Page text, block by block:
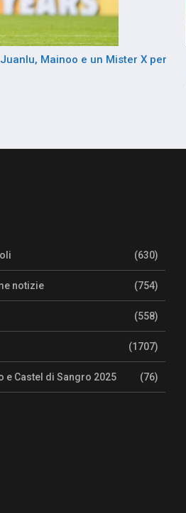
Mainoo e un Mister X per
(630)
notizie (754)
(558)
(1707)
e Castel di Sangro 2025 (76)